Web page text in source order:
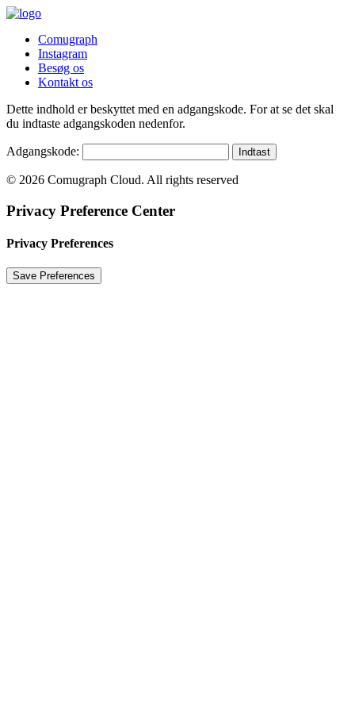
Comugraph
Instagram
Besøg os
Kontakt os
Dette indhold er beskyttet med en adgangskode. For at se det skal
du indtaste adgangskoden nedenfor.
Adgangskode:
© 2026 Comugraph Cloud. All rights reserved
Privacy Preference Center
Privacy Preferences